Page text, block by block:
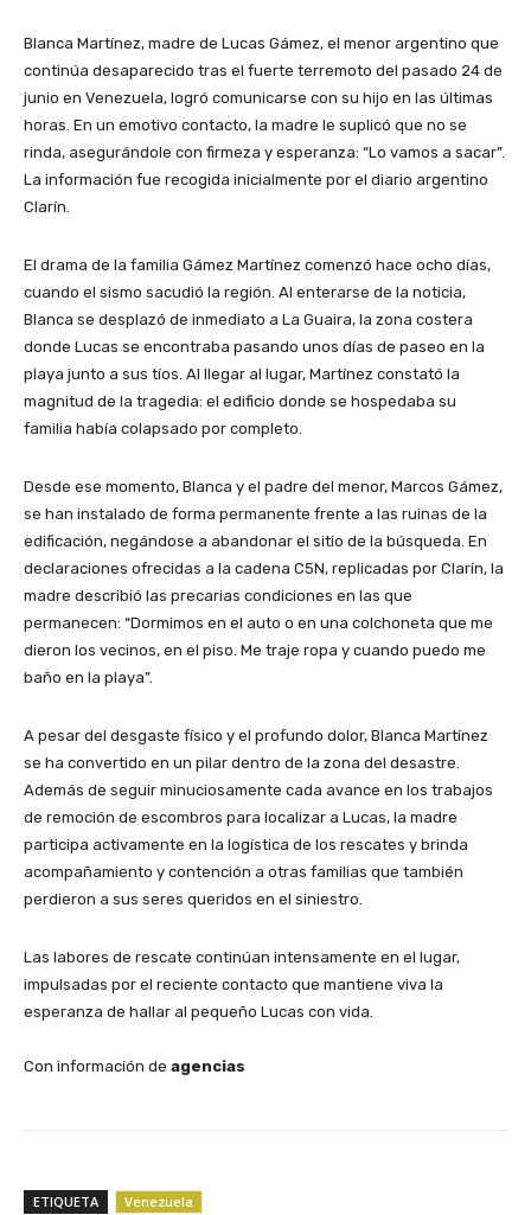
Blanca Martínez, madre de Lucas Gámez, el menor argentino que
continúa desaparecido tras el fuerte terremoto del pasado 24 de
junio en Venezuela, logró comunicarse con su hijo en las últimas
horas. En un emotivo contacto, la madre le suplicó que no se
rinda, asegurándole con firmeza y esperanza: “Lo vamos a sacar”.
La información fue recogida inicialmente por el diario argentino
Clarín.
​El drama de la familia Gámez Martínez comenzó hace ocho días,
cuando el sismo sacudió la región. Al enterarse de la noticia,
Blanca se desplazó de inmediato a La Guaira, la zona costera
donde Lucas se encontraba pasando unos días de paseo en la
playa junto a sus tíos. Al llegar al lugar, Martínez constató la
magnitud de la tragedia: el edificio donde se hospedaba su
familia había colapsado por completo.
​Desde ese momento, Blanca y el padre del menor, Marcos Gámez,
se han instalado de forma permanente frente a las ruinas de la
edificación, negándose a abandonar el sitio de la búsqueda. En
declaraciones ofrecidas a la cadena C5N, replicadas por Clarín, la
madre describió las precarias condiciones en las que
permanecen: “Dormimos en el auto o en una colchoneta que me
dieron los vecinos, en el piso. Me traje ropa y cuando puedo me
baño en la playa”.
​A pesar del desgaste físico y el profundo dolor, Blanca Martínez
se ha convertido en un pilar dentro de la zona del desastre.
Además de seguir minuciosamente cada avance en los trabajos
de remoción de escombros para localizar a Lucas, la madre
participa activamente en la logística de los rescates y brinda
acompañamiento y contención a otras familias que también
perdieron a sus seres queridos en el siniestro.
​Las labores de rescate continúan intensamente en el lugar,
impulsadas por el reciente contacto que mantiene viva la
esperanza de hallar al pequeño Lucas con vida.
Con información de agencias
ETIQUETA Venezuela